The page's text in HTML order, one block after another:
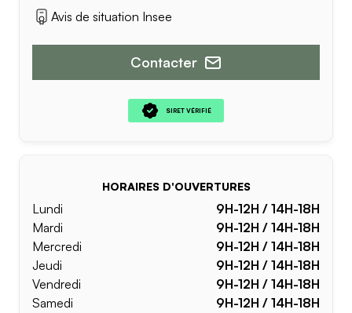
Avis de situation Insee
Contacter
SIRET VÉRIFIÉ
HORAIRES D'OUVERTURES
Lundi
9H-12H / 14H-18H
Mardi
9H-12H / 14H-18H
Mercredi
9H-12H / 14H-18H
Jeudi
9H-12H / 14H-18H
Vendredi
9H-12H / 14H-18H
Samedi
9H-12H / 14H-18H